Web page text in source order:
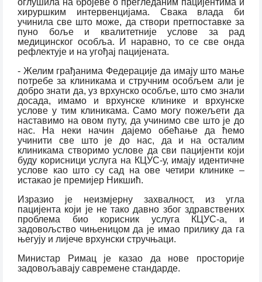
оглушила на бројеве о прегледаним пацијентима и
хируршким интервенцијама. Свака влада би
учинила све што може, да створи претпоставке за
пуно боље и квалитетније услове за рад
медицинског особља. И наравно, то се све онда
рефлектује и на угођај пацијената.
- Желим грађанима Федерације да имају што мање
потребе за клиникама и стручним особљем али је
добро знати да, уз врхунско особље, што смо знали
досада, имамо и врхунске клинике и врхунске
услове у тим клиникама. Само могу пожељети да
наставимо на овом путу, да учинимо све што је до
нас. На неки начин дајемо обећање да ћемо
учинити све што је до нас, да и на осталим
клиникама створимо услове да сви пацијенти који
буду корисници услуга на КЦУС-у, имају идентичне
услове као што су сад на ове четири клинике –
истакао је премијер Никшић.
Изразио је неизмјерну захвалност, из угла
пацијента који је не тако давно због здравствених
проблема био корисник услуга КЦУС-а, и
задовољство чињеницом да је имао прилику да га
његују и лијече врхунски стручњаци.
Министар Римац је казао да нове просторије
задовољавају савремене стандарде.